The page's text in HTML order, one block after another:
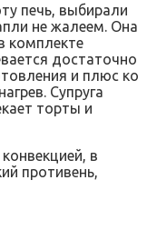
печь, выбирали
не жалеем. Она
комплекте
достаточно
и плюс ко
Супруга
торты и
в
противень,